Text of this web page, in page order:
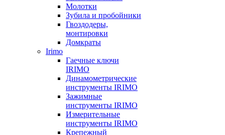
Молотки
Зубила и пробойники
Гвоздодеры,
монтировки
Домкраты
Irimo
Гаечные ключи
IRIMO
Динамометрические
инструменты IRIMO
Зажимные
инструменты IRIMO
Измерительные
инструменты IRIMO
Крепежный